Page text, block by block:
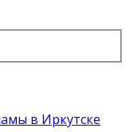
в Иркутске